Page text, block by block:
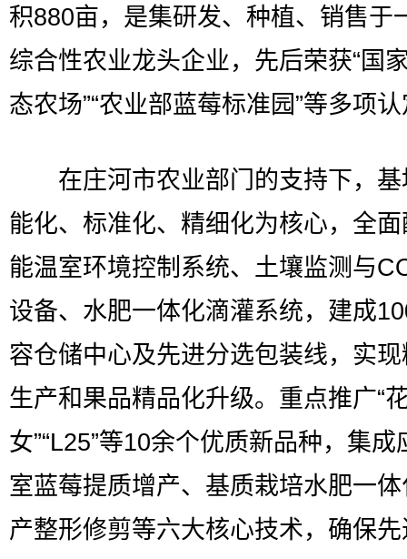
积880亩，是集研发、种植、销售于
综合性农业龙头企业，先后荣获“国
态农场”“农业部蓝莓标准园”等多项
在庄河市农业部门的支持下，基
能化、标准化、精细化为核心，全
能温室环境控制系统、土壤监测与
设备、水肥一体化滴灌系统，建成
容仓储中心及先进分选包装线，实
生产和果品精品化升级。重点推广“
女”“L25”等10余个优质新品种，集成
室蓝莓提质增产、基质栽培水肥一
产整形修剪等六大核心技术，确保